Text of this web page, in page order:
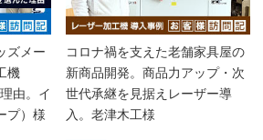
ズメー
機
由。イ
プ）様
コロナ禍を支えた老舗家具屋の
新商品開発。商品力アップ・次
世代承継を見据えレーザー導
入。老津木工様